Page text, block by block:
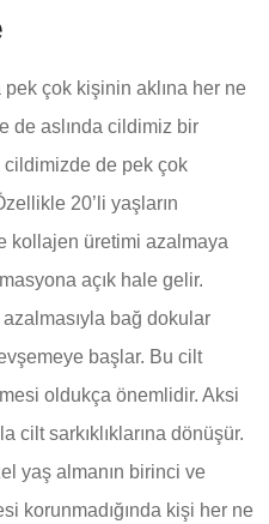
çok kişinin aklına her ne
de aslında cildimiz bir
cildimizde de pek çok
20’li yaşların
kollajen üretimi azalmaya
açık hale gelir.
bağ dokular
başlar. Bu cilt
oldukça önemlidir. Aksi
cilt sarkıklıklarına dönüşür.
yaş almanın birinci ve
korunmadığında kişi her ne